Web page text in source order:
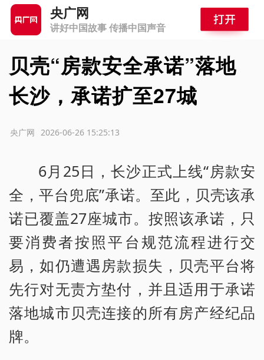
央广网
讲好中国故事 传播中国声音
贝壳“房款安全承诺”落地
长沙，承诺扩至27城
2026-06-26 15:25:13
央广网
6月25日，长沙正式上线“房款安
全，平台兜底”承诺。至此，贝壳该承
诺已覆盖27座城市。按照该承诺，只
要消费者按照平台规范流程进行交
易，如仍遭遇房款损失，贝壳平台将
先行对无责方垫付，并且适用于承诺
落地城市贝壳连接的所有房产经纪品
牌。